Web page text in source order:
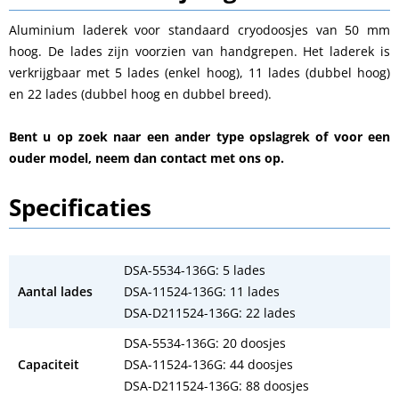
Aluminium laderek voor standaard cryodoosjes van 50 mm
hoog. De lades zijn voorzien van handgrepen. Het laderek is
verkrijgbaar met 5 lades (enkel hoog), 11 lades (dubbel hoog)
en 22 lades (dubbel hoog en dubbel breed).
Bent u op zoek naar een ander type opslagrek of voor een
ouder model, neem dan contact met ons op.
Specificaties
Aantal lades
DSA-5534-136G: 5 lades
DSA-11524-136G: 11 lades
DSA-D211524-136G: 22 lades
Capaciteit
DSA-5534-136G: 20 doosjes
DSA-11524-136G: 44 doosjes
DSA-D211524-136G: 88 doosjes